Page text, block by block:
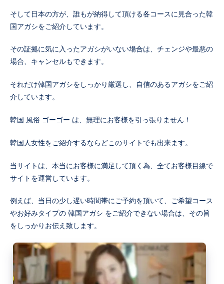
そして日本の方が、誰もが納得して頂ける各コースに見合った韓
国アガシをご紹介しています。
その証拠に気に入ったアガシがいない場合は、チェンジや最悪の
場合、キャンセルもできます。
それだけ韓国アガシをしっかり厳選し、自信のあるアガシをご紹
介しています。
韓国 風俗 ゴーゴー は、無理にお客様を引っ張りません！
韓国人女性をご紹介するならどこのサイトでも出来ます。
当サイトは、本当にお客様に満足して頂く為、全てお客様目線で
サイトを運営しています。
例えば、当日の少し遅い時間帯にご予約を頂いて、ご希望コース
やお好みタイプの 韓国アガシ をご紹介できない場合は、その旨
をしっかりお伝え致します。